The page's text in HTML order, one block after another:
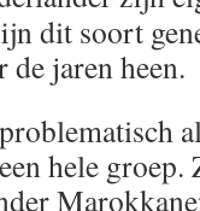
dit soort
jaren heen.
hele